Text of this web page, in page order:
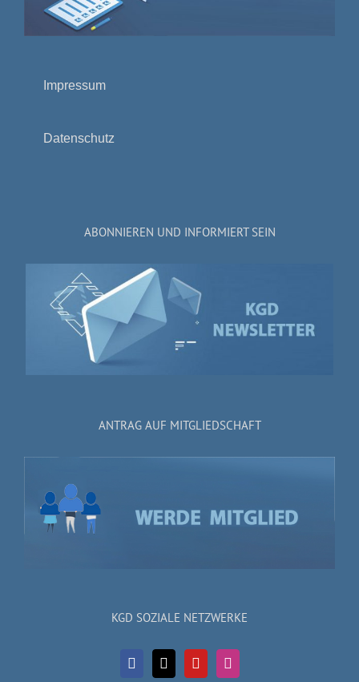
Impressum
Datenschutz
ABONNIEREN UND INFORMIERT SEIN
ANTRAG AUF MITGLIEDSCHAFT
KGD SOZIALE NETZWERKE